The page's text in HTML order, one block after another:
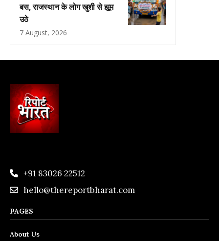
बस, राजस्थान के लोग खुशी से झूम
उठे
7 August, 2026
+91 83026 22512
hello@thereportbharat.com
PAGES
About Us